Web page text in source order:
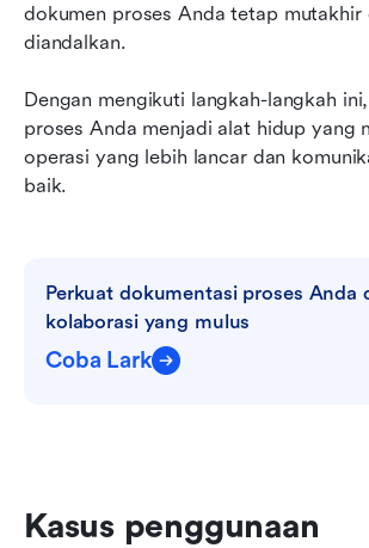
dokumen proses Anda tetap mutakhir
diandalkan.
Dengan mengikuti langkah-langkah
proses Anda menjadi alat hidup yang
operasi yang lebih lancar dan
baik.
Perkuat dokumentasi proses Anda
kolaborasi yang mulus
Coba Lark
Kasus penggunaan